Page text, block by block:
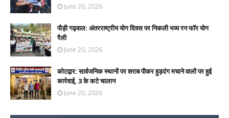
June 20, 2026
पौड़ी गढ़वाल: अंतरराष्ट्रीय योग दिवस पर निकली भव्य रन फॉर योग
रैली
June 20, 2026
कोटद्वार: सार्वजनिक स्थानों पर शराब पीकर हुड़दंग मचाने वालों पर हुई
कार्रवाई, 3 के कटे चालान
June 20, 2026